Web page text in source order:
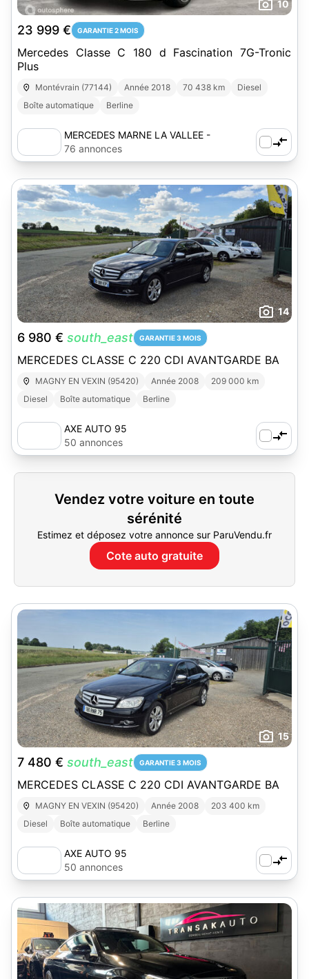
10
23 999 € GARANTIE 2 MOIS
Mercedes Classe C 180 d Fascination 7G-Tronic
Plus
Montévrain (77144) Année 2018 70 438 km
Diesel
Boîte automatique
Berline
MERCEDES MARNE LA VALLEE -
AUTOSPHERE
76 annonces
14
6 980 € south_east GARANTIE 3 MOIS
MERCEDES CLASSE C 220 CDI AVANTGARDE BA
MAGNY EN VEXIN (95420) Année 2008
209 000 km
Diesel
Boîte automatique Berline
AXE AUTO 95
50 annonces
Vendez votre voiture en toute
sérénité
Estimez et déposez votre annonce sur ParuVendu.fr
Cote auto gratuite
15
7 480 € south_east GARANTIE 3 MOIS
MERCEDES CLASSE C 220 CDI AVANTGARDE BA
MAGNY EN VEXIN (95420) Année 2008
203 400 km
Diesel
Boîte automatique Berline
AXE AUTO 95
50 annonces